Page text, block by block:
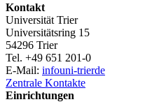
Kontakt
Universität Trier
Universitätsring 15
54296 Trier
Tel. +49 651 201-0
E-Mail: infouni-trierde
Zentrale Kontakte
Einrichtungen